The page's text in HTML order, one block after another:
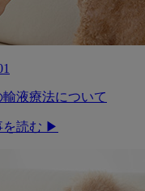
輸液療法について
を読む ▶︎